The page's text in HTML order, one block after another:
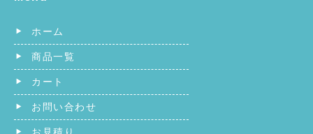
ホーム
商品一覧
カート
お問い合わせ
お見積り